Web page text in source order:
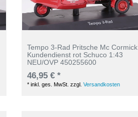
Tempo 3-Rad Pritsche Mc Cormick
Kundendienst rot Schuco 1:43
NEU/OVP 450255600
46,95 € *
*inkl. ges. MwSt. zzgl.Versandkosten